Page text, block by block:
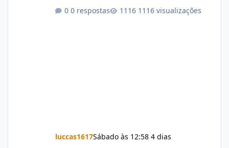
0 respostas
1116 visualizações
luccas1617Sábado às 12:58 4 dias